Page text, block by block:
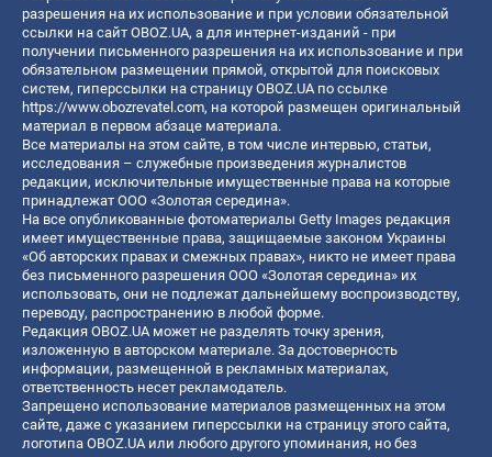
разрешения на их использование и при условии обязательной
ссылки на сайт OBOZ.UA, а для интернет-изданий - при
получении письменного разрешения на их использование и при
обязательном размещении прямой, открытой для поисковых
систем, гиперссылки на страницу OBOZ.UA по ссылке
https://www.obozrevatel.com, на которой размещен оригинальный
материал в первом абзаце материала.
Все материалы на этом сайте, в том числе интервью, статьи,
исследования – служебные произведения журналистов
редакции, исключительные имущественные права на которые
принадлежат ООО «Золотая середина».
На все опубликованные фотоматериалы Getty Images редакция
имеет имущественные права, защищаемые законом Украины
«Об авторских правах и смежных правах», никто не имеет права
без письменного разрешения ООО «Золотая середина» их
использовать, они не подлежат дальнейшему воспроизводству,
переводу, распространению в любой форме.
Редакция OBOZ.UA может не разделять точку зрения,
изложенную в авторском материале. За достоверность
информации, размещенной в рекламных материалах,
ответственность несет рекламодатель.
Запрещено использование материалов размещенных на этом
сайте, даже с указанием гиперссылки на страницу этого сайта,
логотипа OBOZ.UA или любого другого упоминания, но без